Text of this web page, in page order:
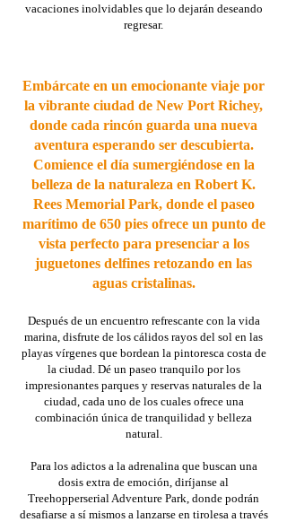
vacaciones inolvidables que lo dejarán deseando
regresar.
Embárcate en un emocionante viaje por
la vibrante ciudad de New Port Richey,
donde cada rincón guarda una nueva
aventura esperando ser descubierta.
Comience el día sumergiéndose en la
belleza de la naturaleza en Robert K.
Rees Memorial Park, donde el paseo
marítimo de 650 pies ofrece un punto de
vista perfecto para presenciar a los
juguetones delfines retozando en las
aguas cristalinas.
Después de un encuentro refrescante con la vida
marina, disfrute de los cálidos rayos del sol en las
playas vírgenes que bordean la pintoresca costa de
la ciudad. Dé un paseo tranquilo por los
impresionantes parques y reservas naturales de la
ciudad, cada uno de los cuales ofrece una
combinación única de tranquilidad y belleza
natural.​
Para los adictos a la adrenalina que buscan una
dosis extra de emoción, diríjanse al
Treehopperserial Adventure Park, donde podrán
desafiarse a sí mismos a lanzarse en tirolesa a través